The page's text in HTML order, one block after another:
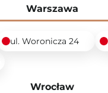
Warszawa
ul. Woronicza 24
Wrocław